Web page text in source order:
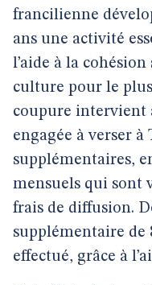
francilienne
ans une activité
l’aide à la cohésion
culture pour le
coupure intervient
engagée à verser à
supplémentaires,
mensuels qui sont
frais de diffusion.
supplémentaire de
effectué, grâce à